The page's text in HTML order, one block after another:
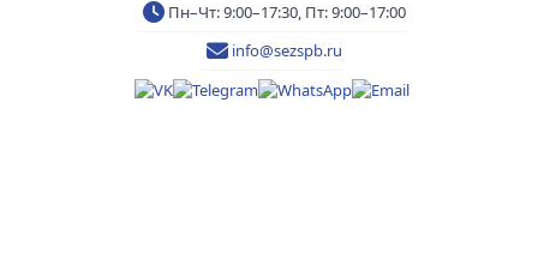
Пн–Чт: 9:00–17:30, Пт: 9:00–17:00
info@sezspb.ru